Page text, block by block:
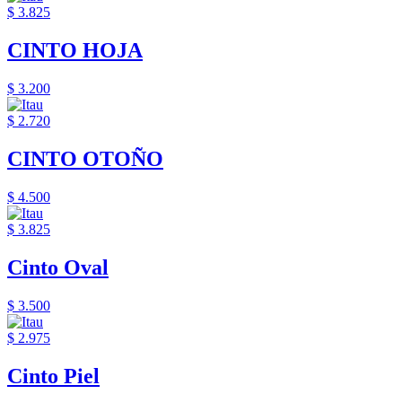
$ 3.825
CINTO HOJA
$ 3.200
$ 2.720
CINTO OTOÑO
$ 4.500
$ 3.825
Cinto Oval
$ 3.500
$ 2.975
Cinto Piel